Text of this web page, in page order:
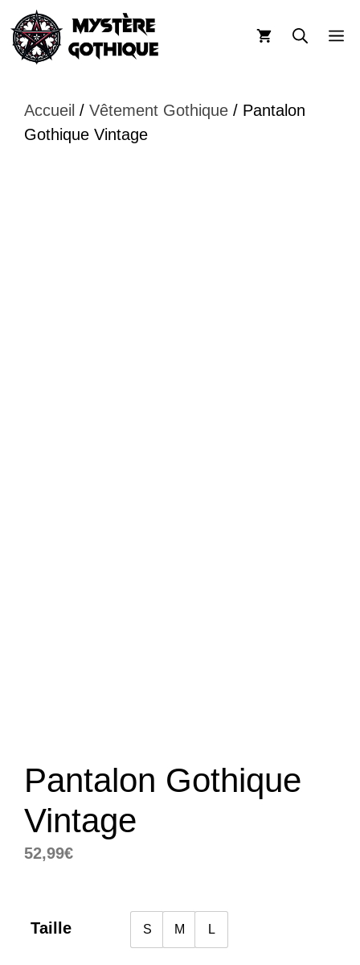
Aller
au
contenu
Accueil / Vêtement Gothique / Pantalon
Gothique Vintage
Pantalon Gothique
Vintage
52,99€
Taille S M L